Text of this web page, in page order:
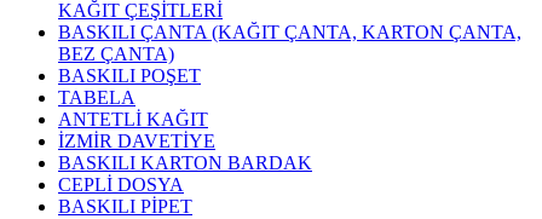
KAĞIT ÇEŞİTLERİ
BASKILI ÇANTA (KAĞIT ÇANTA, KARTON ÇANTA,
BEZ ÇANTA)
BASKILI POŞET
TABELA
ANTETLİ KAĞIT
İZMİR DAVETİYE
BASKILI KARTON BARDAK
CEPLİ DOSYA
BASKILI PİPET